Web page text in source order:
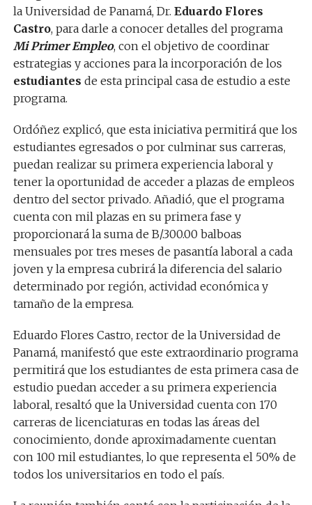
la Universidad de Panamá, Dr. Eduardo Flores
Castro, para darle a conocer detalles del programa
Mi Primer Empleo, con el objetivo de coordinar
estrategias y acciones para la incorporación de los
estudiantes de esta principal casa de estudio a este
programa.
Ordóñez explicó, que esta iniciativa permitirá que los
estudiantes egresados o por culminar sus carreras,
puedan realizar su primera experiencia laboral y
tener la oportunidad de acceder a plazas de empleos
dentro del sector privado. Añadió, que el programa
cuenta con mil plazas en su primera fase y
proporcionará la suma de B/.300.00 balboas
mensuales por tres meses de pasantía laboral a cada
joven y la empresa cubrirá la diferencia del salario
determinado por región, actividad económica y
tamaño de la empresa.
Eduardo Flores Castro, rector de la Universidad de
Panamá, manifestó que este extraordinario programa
permitirá que los estudiantes de esta primera casa de
estudio puedan acceder a su primera experiencia
laboral, resaltó que la Universidad cuenta con 170
carreras de licenciaturas en todas las áreas del
conocimiento, donde aproximadamente cuentan
con 100 mil estudiantes, lo que representa el 50% de
todos los universitarios en todo el país.